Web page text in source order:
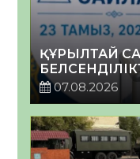
ҚҰРЫЛТАЙ
07.08.2026